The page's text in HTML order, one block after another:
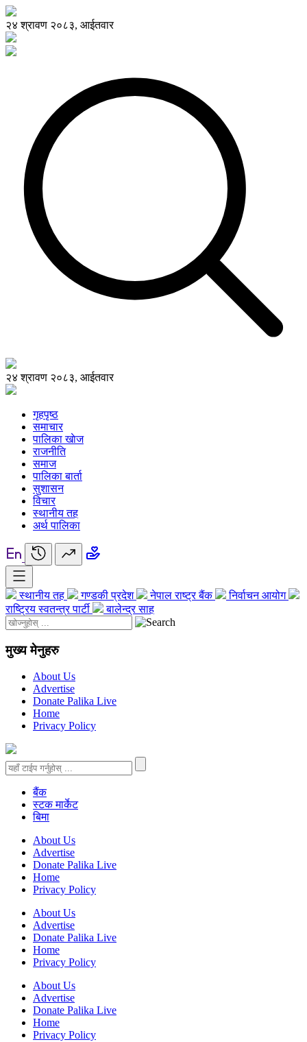
२४ श्रावण २०८३, आईतवार
२४ श्रावण २०८३, आईतवार
गृहपृष्ठ
समाचार
पालिका खाेज
राजनीति
समाज
पालिका बार्ता
सुशासन
विचार
स्थानीय तह
अर्थ पालिका
स्थानीय तह गण्डकी प्रदेश नेपाल राष्ट्र बैंक
निर्वाचन आयोग
राष्ट्रिय स्वतन्त्र पार्टी
बालेन्द्र साह
मुख्य मेनुहरु
About Us
Advertise
Donate Palika Live
Home
Privacy Policy
बैंक
स्टक मार्केट
बिमा
About Us
Advertise
Donate Palika Live
Home
Privacy Policy
About Us
Advertise
Donate Palika Live
Home
Privacy Policy
About Us
Advertise
Donate Palika Live
Home
Privacy Policy